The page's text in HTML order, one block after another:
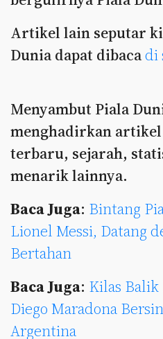
Artikel lain seputar
Dunia dapat dibacadi
Menyambut Piala
menghadirkan
terbaru, sejarah,
menarik lainnya.
Baca Juga: Bintang
Lionel Messi, Datang
Bertahan
Baca Juga: Kilas Balik
Diego Maradona
Argentina